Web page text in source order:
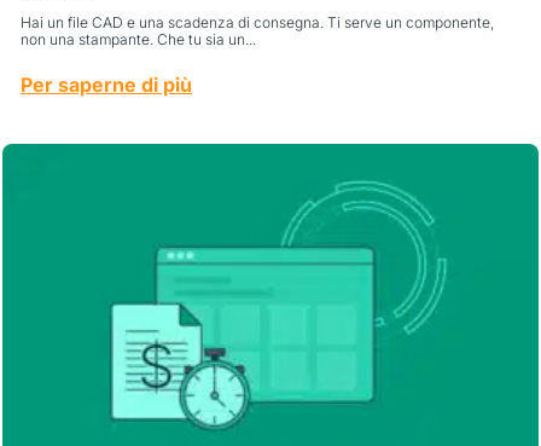
Hai un file CAD e una scadenza di consegna. Ti serve un componente,
non una stampante. Che tu sia un...
Per saperne di più